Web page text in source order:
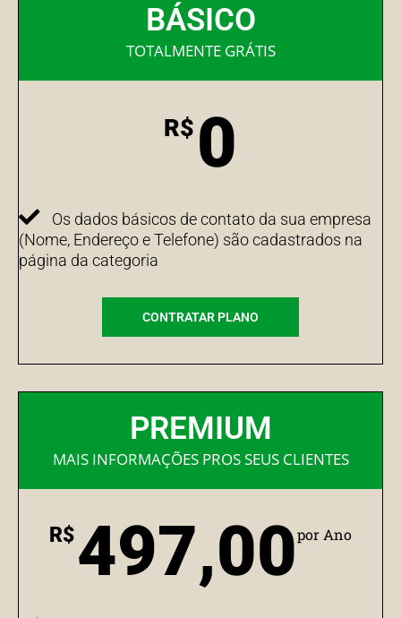
BÁSICO
TOTALMENTE GRÁTIS
R$ 0
Os dados básicos de contato da sua empresa
(Nome, Endereço e Telefone) são cadastrados na
página da categoria
CONTRATAR PLANO
PREMIUM
MAIS INFORMAÇÕES PROS SEUS CLIENTES
R$497,00por Ano